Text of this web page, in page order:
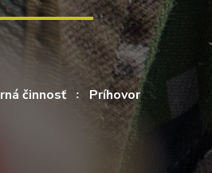
činnosť Príhovor